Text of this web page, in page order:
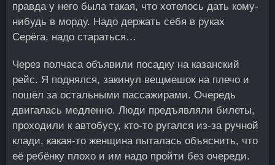
правда у него была такая, что хотелось дать кому-
нибудь в морду. Надо держать себя в руках
Серёга, надо стараться…
Через полчаса объявили посадку на казанский
рейс. Я поднялся, закинул вещмешок на плечо и
пошёл за остальными пассажирами. Очередь
двигалась медленно. Люди предъявляли билеты,
проходили к автобусу, кто-то ругался из-за ручной
клади, какая-то женщина пыталась объяснить, что
её ребёнку плохо и им надо пройти без очереди.